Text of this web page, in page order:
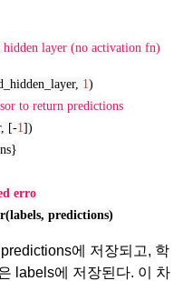
hidden layer (no activation fn)
1 )
to return predictions
[-1 ])
erro
predictions)
에 저장되고, 학
labels에 저장된다. 이 차